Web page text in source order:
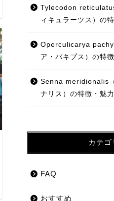
Tylecodon
ィキュラーツス）の
Operculicarya
ア・パキプス）の特
Senna meridionalis
ナリス）の特徴・魅
カテゴ
FAQ
おすすめ